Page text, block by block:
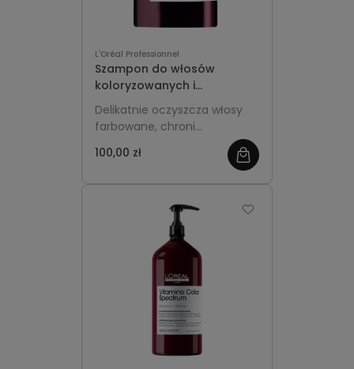
L'Oréal Professionnel
Szampon do włosów
koloryzowanych i
rozjaśnianych Refill 1000ml -
L'Oréal Professionnel
Vitamino Color Spectrum
Delikatnie oczyszcza włosy
farbowane, chroni
pozostawia je miękkie oraz
100,00 zł